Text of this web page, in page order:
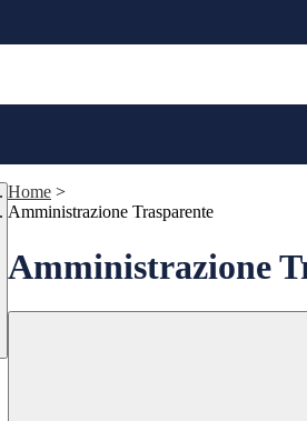
Home >
Amministrazione Trasparente
Amministrazione